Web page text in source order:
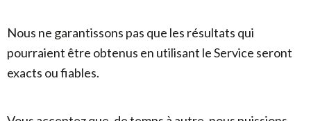
Nous ne garantissons pas que les résultats qui
pourraient être obtenus en utilisant le Service seront
exacts ou fiables.